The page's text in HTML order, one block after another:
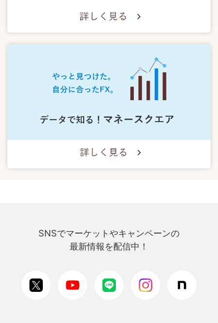
SNSでマーケットやキャンペーンの
最新情報を配信中！